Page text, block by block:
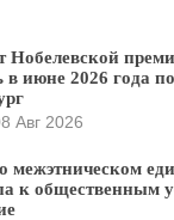
Нобелевской
июне 2026 года
Авг 2026
к общественным